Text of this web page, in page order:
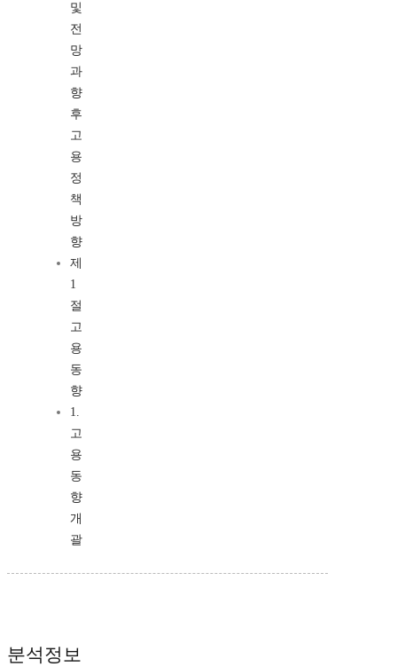
및
전
망
과
향
후
고
용
정
책
방
향
제
1
절
고
용
동
향
1.
고
용
동
향
개
괄
분석정보